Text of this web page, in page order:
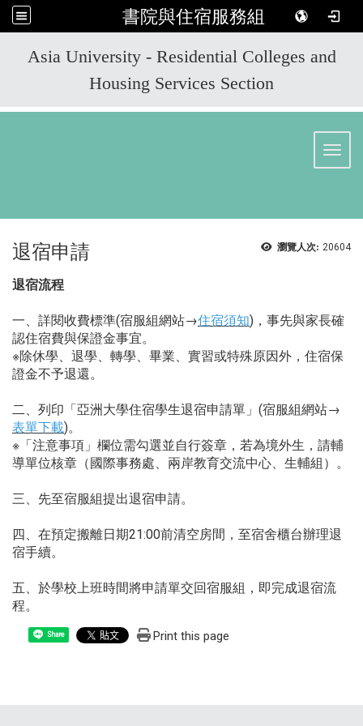
書院與住宿服務組
Asia University - Residential Colleges and
Housing Services Section
瀏覽人次: 20604
退宿申請
退宿流程
一、詳閱收費標準(宿服組網站→住宿須知)，事先與家長確
認住宿費與保證金事宜。
※除休學、退學、轉學、畢業、實習或特殊原因外，住宿保
證金不予退還。
二、列印「亞洲大學住宿學生退宿申請單」(宿服組網站→
表單下載)。
※「注意事項」欄位需勾選並自行簽章，若為境外生，請輔
導單位核章（國際事務處、兩岸教育交流中心、生輔組）。
三、先至宿服組提出退宿申請。
四、在預定搬離日期21:00前清空房間，至宿舍櫃台辦理退
宿手續。
五、於學校上班時間將申請單交回宿服組，即完成退宿流
程。
Share Print this page